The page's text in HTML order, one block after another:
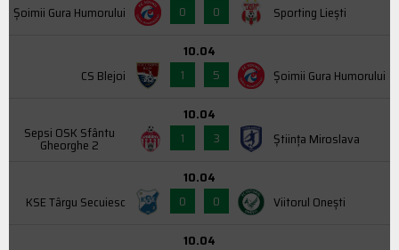
Şoimii Gura Humorului
0
0 Sporting Liești
CS Blejoi
10.04
1
5 Şoimii Gura Humorului
Sepsi OSK Sfântu
Gheorghe 2
10.04
1
3 Știința Miroslava
KSE Târgu Secuiesc
10.04
0
0
Viitorul Onești
10.04